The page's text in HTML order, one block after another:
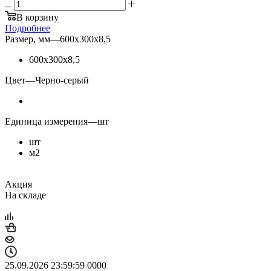
В корзину
Подробнее
Размер, мм—600х300х8,5
600х300х8,5
Цвет—Черно-серый
Единица измерения—шт
шт
м2
Акция
На складе
25.09.2026 23:59:59 0000